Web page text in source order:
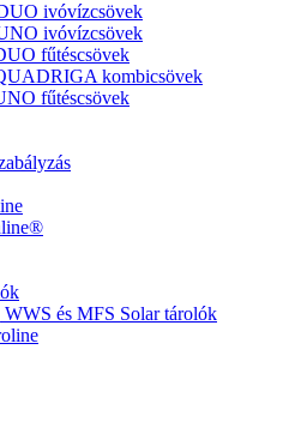
ivóvízcsövek
ivóvízcsövek
fűtéscsövek
kombicsövek
fűtéscsövek
és MFS Solar tárolók